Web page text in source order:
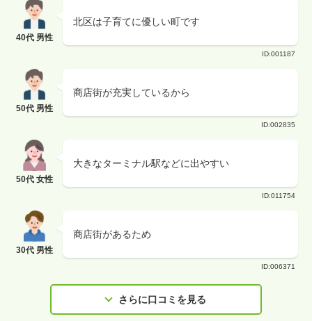
40代 男性
北区は子育てに優しい町です
ID:001187
50代 男性
商店街が充実しているから
ID:002835
50代 女性
大きなターミナル駅などに出やすい
ID:011754
30代 男性
商店街があるため
ID:006371
さらに口コミを見る